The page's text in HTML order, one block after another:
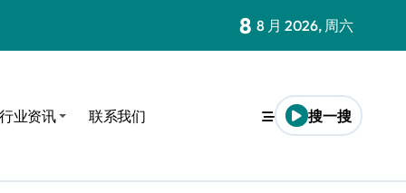
8 8 月 2026, 周六
行业资讯 联系我们 搜一搜